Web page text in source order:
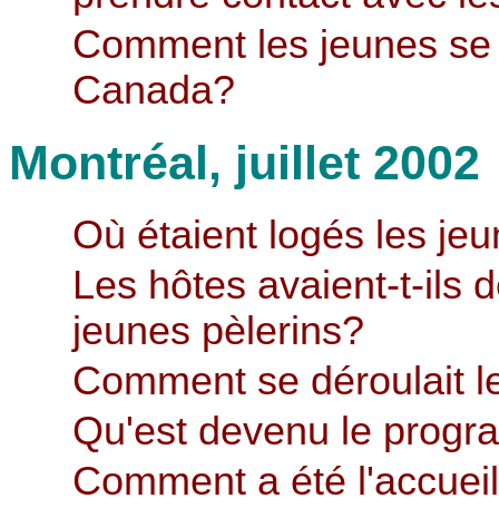
Comment les jeunes
Canada?
Montréal, juillet 2002
Où étaient logés les
Les hôtes avaient-t-ils
jeunes pèlerins?
Comment se déroulait
Qu'est devenu le
Comment a été